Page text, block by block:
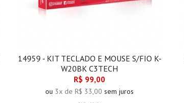
14959 - KIT TECLADO E MOUSE S/FIO K-
W20BK C3TECH
R$ 99,00
ou 3x de R$ 33,00 sem juros